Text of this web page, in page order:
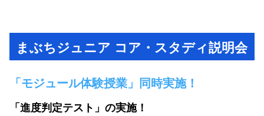
まぶちジュニア コア・スタディ説明会
「モジュール体験授業」同時実施！
「進度判定テスト」の実施！